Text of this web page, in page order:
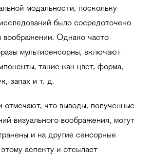
модальности, поскольку
было сосредоточено
воображении. Однако часто
мультисенсорны, включают
такие как цвет, форма,
запах и т. д.
отмечают, что выводы, полученные
визуального воображения, могут
и на другие сенсорные
аспекту и отсылает